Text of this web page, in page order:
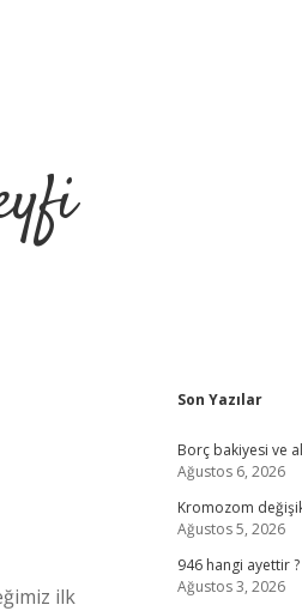
ilk
Son Yazılar
Borç bakiyesi ve
Ağustos 6, 2026
Kromozom
Ağustos 5, 2026
946 hangi ayettir ?
Ağustos 3, 2026